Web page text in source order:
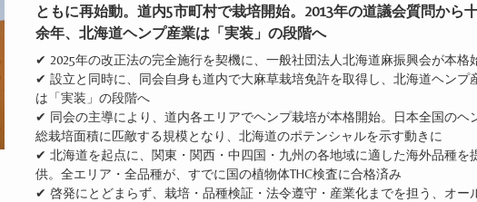
ともに再始動。道内5市町村で栽培開始。2013年の道議会質問から
余年、北海道ヘンプ産業は「実装」の段階へ
✔ 2025年の改正法の完全施行を契機に、一般社団法人北海道麻振興会が本格
✔ 設立と同時に、同会自身も道内で大麻草栽培免許を取得し、北海道ヘンプ
は「実装」の段階へ
✔ 同会の主導により、道内各エリアでヘンプ栽培が本格開始。日本全国のヘ
総栽培面積に匹敵する規模となり、北海道のポテンシャルを示す動きに
✔ 北海道を起点に、関東・関西・中四国・九州の各地域に適した海外品種を
供。全エリア・全品種が、すでに国の植物体THC検査に合格済み
✔ 啓発にとどまらず、栽培・品種検証・法令遵守・産業化までを担う、オー